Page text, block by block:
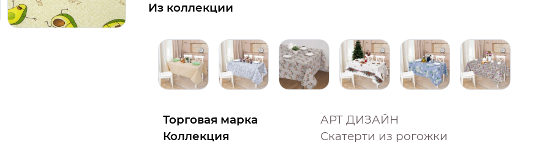
Из коллекции
Торговая марка
АРТ ДИЗАЙН
Коллекция
Скатерти из рогожки